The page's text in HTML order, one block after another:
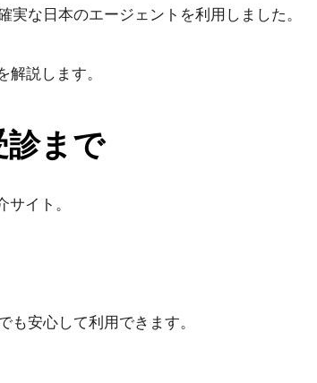
な日本のエージェントを利用しました。
説します。
診まで
イト。
安心して利用できます。